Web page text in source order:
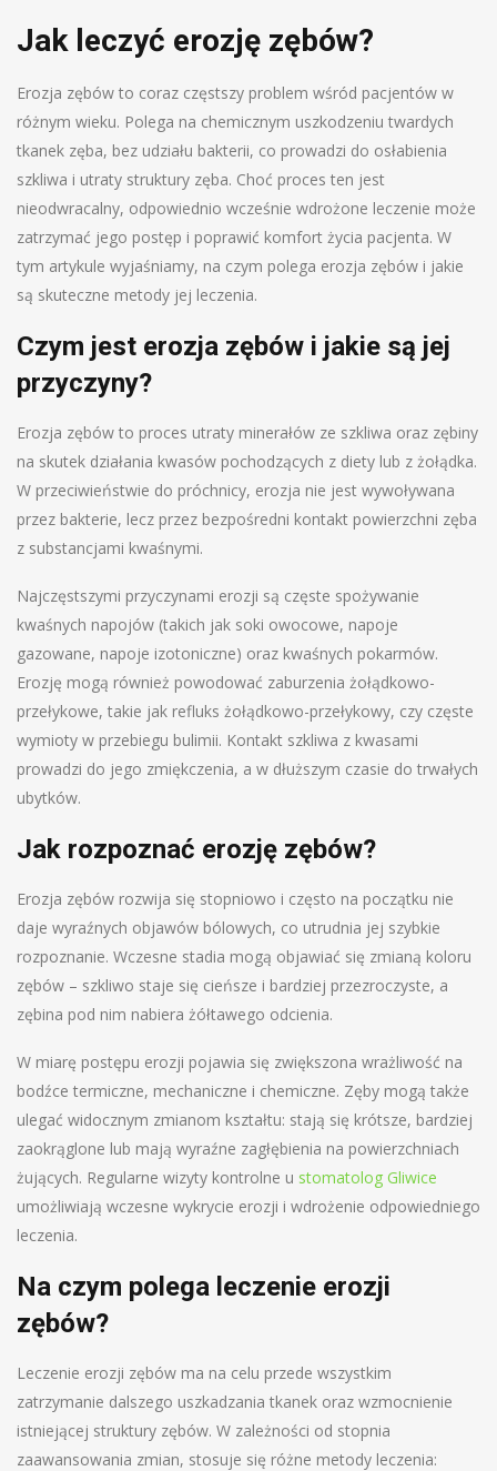
Jak leczyć erozję zębów?
Erozja zębów to coraz częstszy problem wśród pacjentów w
różnym wieku. Polega na chemicznym uszkodzeniu twardych
tkanek zęba, bez udziału bakterii, co prowadzi do osłabienia
szkliwa i utraty struktury zęba. Choć proces ten jest
nieodwracalny, odpowiednio wcześnie wdrożone leczenie może
zatrzymać jego postęp i poprawić komfort życia pacjenta. W
tym artykule wyjaśniamy, na czym polega erozja zębów i jakie
są skuteczne metody jej leczenia.
Czym jest erozja zębów i jakie są jej
przyczyny?
Erozja zębów to proces utraty minerałów ze szkliwa oraz zębiny
na skutek działania kwasów pochodzących z diety lub z żołądka.
W przeciwieństwie do próchnicy, erozja nie jest wywoływana
przez bakterie, lecz przez bezpośredni kontakt powierzchni zęba
z substancjami kwaśnymi.
Najczęstszymi przyczynami erozji są częste spożywanie
kwaśnych napojów (takich jak soki owocowe, napoje
gazowane, napoje izotoniczne) oraz kwaśnych pokarmów.
Erozję mogą również powodować zaburzenia żołądkowo-
przełykowe, takie jak refluks żołądkowo-przełykowy, czy częste
wymioty w przebiegu bulimii. Kontakt szkliwa z kwasami
prowadzi do jego zmiękczenia, a w dłuższym czasie do trwałych
ubytków.
Jak rozpoznać erozję zębów?
Erozja zębów rozwija się stopniowo i często na początku nie
daje wyraźnych objawów bólowych, co utrudnia jej szybkie
rozpoznanie. Wczesne stadia mogą objawiać się zmianą koloru
zębów – szkliwo staje się cieńsze i bardziej przezroczyste, a
zębina pod nim nabiera żółtawego odcienia.
W miarę postępu erozji pojawia się zwiększona wrażliwość na
bodźce termiczne, mechaniczne i chemiczne. Zęby mogą także
ulegać widocznym zmianom kształtu: stają się krótsze, bardziej
zaokrąglone lub mają wyraźne zagłębienia na powierzchniach
żujących. Regularne wizyty kontrolne u stomatolog Gliwice
umożliwiają wczesne wykrycie erozji i wdrożenie odpowiedniego
leczenia.
Na czym polega leczenie erozji
zębów?
Leczenie erozji zębów ma na celu przede wszystkim
zatrzymanie dalszego uszkadzania tkanek oraz wzmocnienie
istniejącej struktury zębów. W zależności od stopnia
zaawansowania zmian, stosuje się różne metody leczenia: